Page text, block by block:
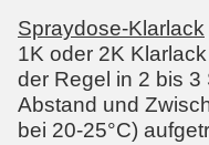
Spraydose-Klarlack
1K oder 2K
der Regel in 2 bis
Abstand und
bei 20-25°C)